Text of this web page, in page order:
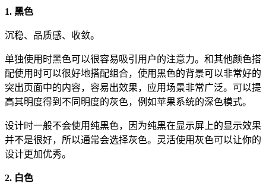
1. 黑色
沉稳、品质感、收敛。
单独使用时黑色可以很容易吸引用户的注意力。和其他颜色搭
配使用时可以很好地搭配组合，使用黑色的背景可以非常好的
突出页面中的内容，容易出效果，应用场景非常广泛。可以提
高其明度得到不同明度的灰色，例如苹果系统的深色模式。
设计时一般不会使用纯黑色，因为纯黑在显示屏上的显示效果
并不是很好，所以通常会选择灰色。灵活使用灰色可以让你的
设计更加优秀。
2. 白色